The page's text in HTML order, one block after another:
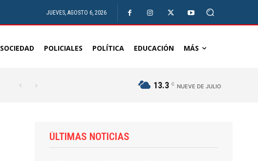
JUEVES, AGOSTO 6, 2026
SOCIEDAD POLICIALES POLÍTICA EDUCACIÓN MÁS
13.3 C NUEVE DE JULIO
ÚLTIMAS NOTICIAS